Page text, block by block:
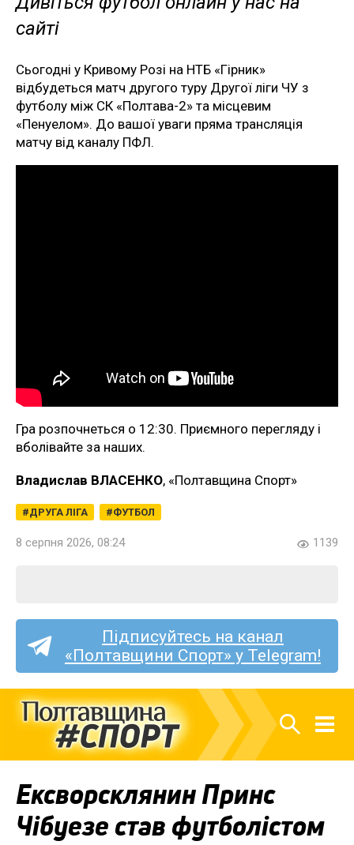
сайті
Сьогодні у Кривому Розі на НТБ «Гірник»
відбудеться матч другого туру Другої ліги ЧУ з
футболу між СК «Полтава-2» та місцевим
«Пенуелом». До вашої уваги пряма трансляція
матчу від каналу ПФЛ.
Гра розпочнеться о 12:30. Приємного перегляду і
вболівайте за наших.
Владислав ВЛАСЕНКО, «Полтавщина Спорт»
ДРУГА ЛІГА ФУТБОЛ
8 серпня 2026, 08:24 1139
Підписуйтесь на канал
«Полтавщини Спорт» у Telegram!
Ексворсклянин Принс
Чібуезе став футболістом